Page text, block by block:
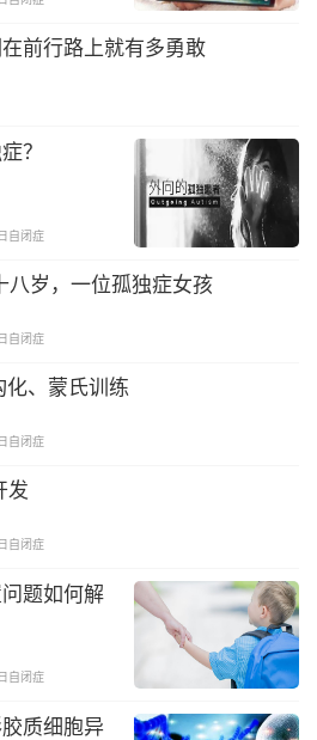
前行路上就有多勇敢
？
自闭症
八岁，一位孤独症女孩
自闭症
、蒙氏训练
自闭症
发
自闭症
题如何解
自闭症
质细胞异